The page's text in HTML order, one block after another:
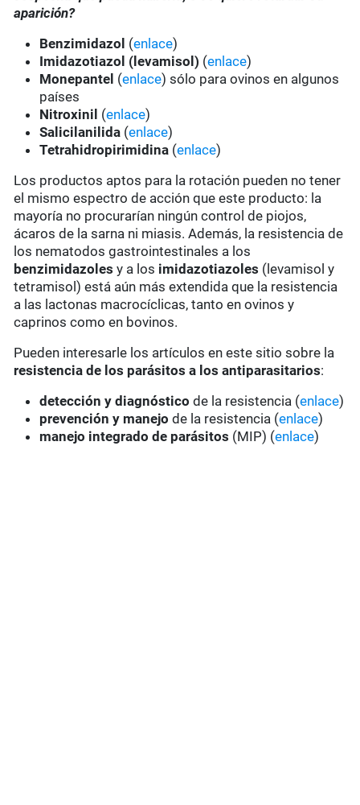
aparición?
Benzimidazol (enlace)
Imidazotiazol (levamisol) (enlace)
Monepantel (enlace) sólo para ovinos en algunos
países
Nitroxinil (enlace)
Salicilanilida (enlace)
Tetrahidropirimidina (enlace)
Los productos aptos para la rotación pueden no tener
el mismo espectro de acción que este producto: la
mayoría no procurarían ningún control de piojos,
ácaros de la sarna ni miasis. Además, la resistencia de
los nematodos gastrointestinales a los
benzimidazoles y a los imidazotiazoles (levamisol y
tetramisol) está aún más extendida que la resistencia
a las lactonas macrocíclicas, tanto en ovinos y
caprinos como en bovinos.
Pueden interesarle los artículos en este sitio sobre la
resistencia de los parásitos a los antiparasitarios:
detección y diagnóstico de la resistencia (enlace)
prevención y manejo de la resistencia (enlace)
manejo integrado de parásitos (MIP) (enlace)